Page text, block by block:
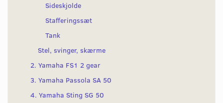
Sideskjolde
Stafferingssæt
Tank
Stel, svinger, skærme
2. Yamaha FS1 2 gear
3. Yamaha Passola SA 50
4. Yamaha Sting SG 50